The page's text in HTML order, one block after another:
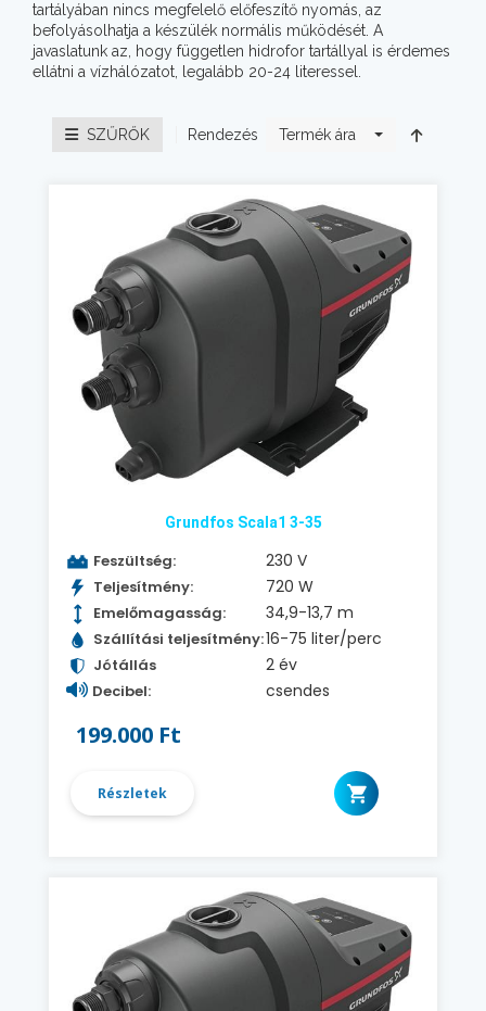
tartályában nincs megfelelő előfeszítő nyomás, az
befolyásolhatja a készülék normális működését. A
javaslatunk az, hogy független hidrofor tartállyal is érdemes
ellátni a vízhálózatot, legalább 20-24 literessel.
SZŰRŐK Rendezés Termék ára
Grundfos Scala1 3-35
Feszültség: 230 V
Teljesítmény: 720 W
Emelőmagasság: 34,9-13,7 m
Szállítási teljesítmény:16-75 liter/perc
Jótállás 2 év
Decibel: csendes
199.000 Ft
Részletek